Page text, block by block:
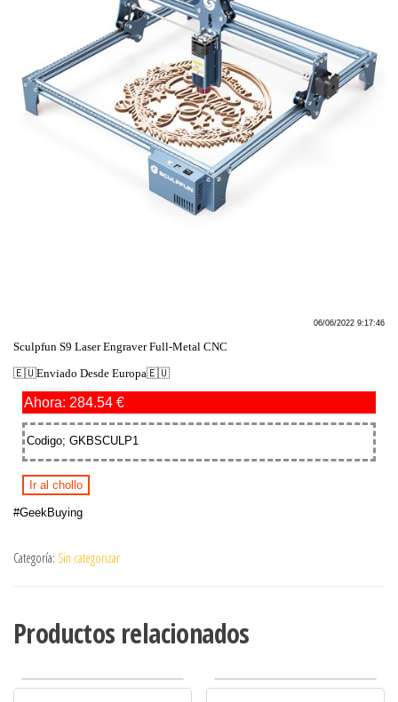
06/06/2022 9:17:46
Sculpfun S9 Laser Engraver Full-Metal CNC
🇪🇺Enviado Desde Europa🇪🇺
Ahora: 284.54 €
Codigo; GKBSCULP1
Ir al chollo
#GeekBuying
Categoría: Sin categorizar
Productos relacionados